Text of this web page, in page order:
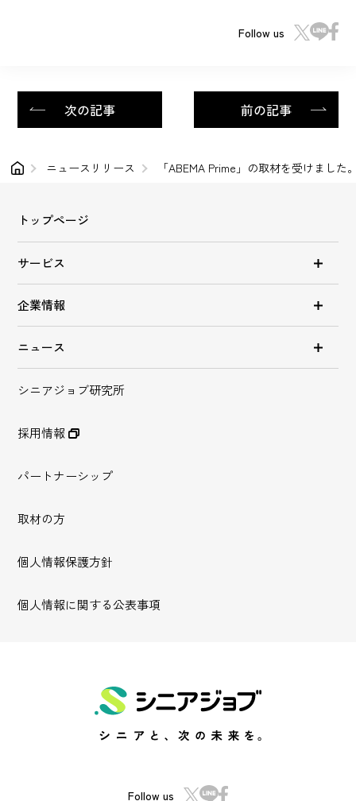
Follow us
次の記事 前の記事
ニュースリリース 「ABEMA Prime」の取材を受けました
トップページ
サービス
企業情報
ニュース
シニアジョブ研究所
採用情報
パートナーシップ
取材の方
個人情報保護方針
個人情報に関する公表事項
Follow us